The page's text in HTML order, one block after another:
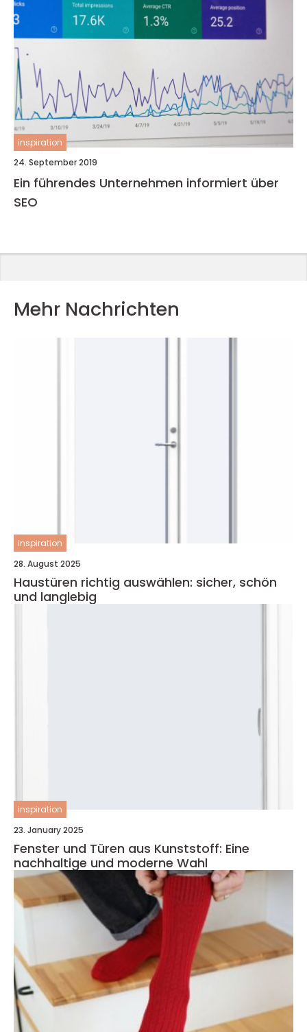
inspiration
24. September 2019
Ein führendes Unternehmen informiert über
SEO
Mehr Nachrichten
inspiration
28. August 2025
Haustüren richtig auswählen: sicher, schön
und langlebig
inspiration
23. January 2025
Fenster und Türen aus Kunststoff: Eine
nachhaltige und moderne Wahl